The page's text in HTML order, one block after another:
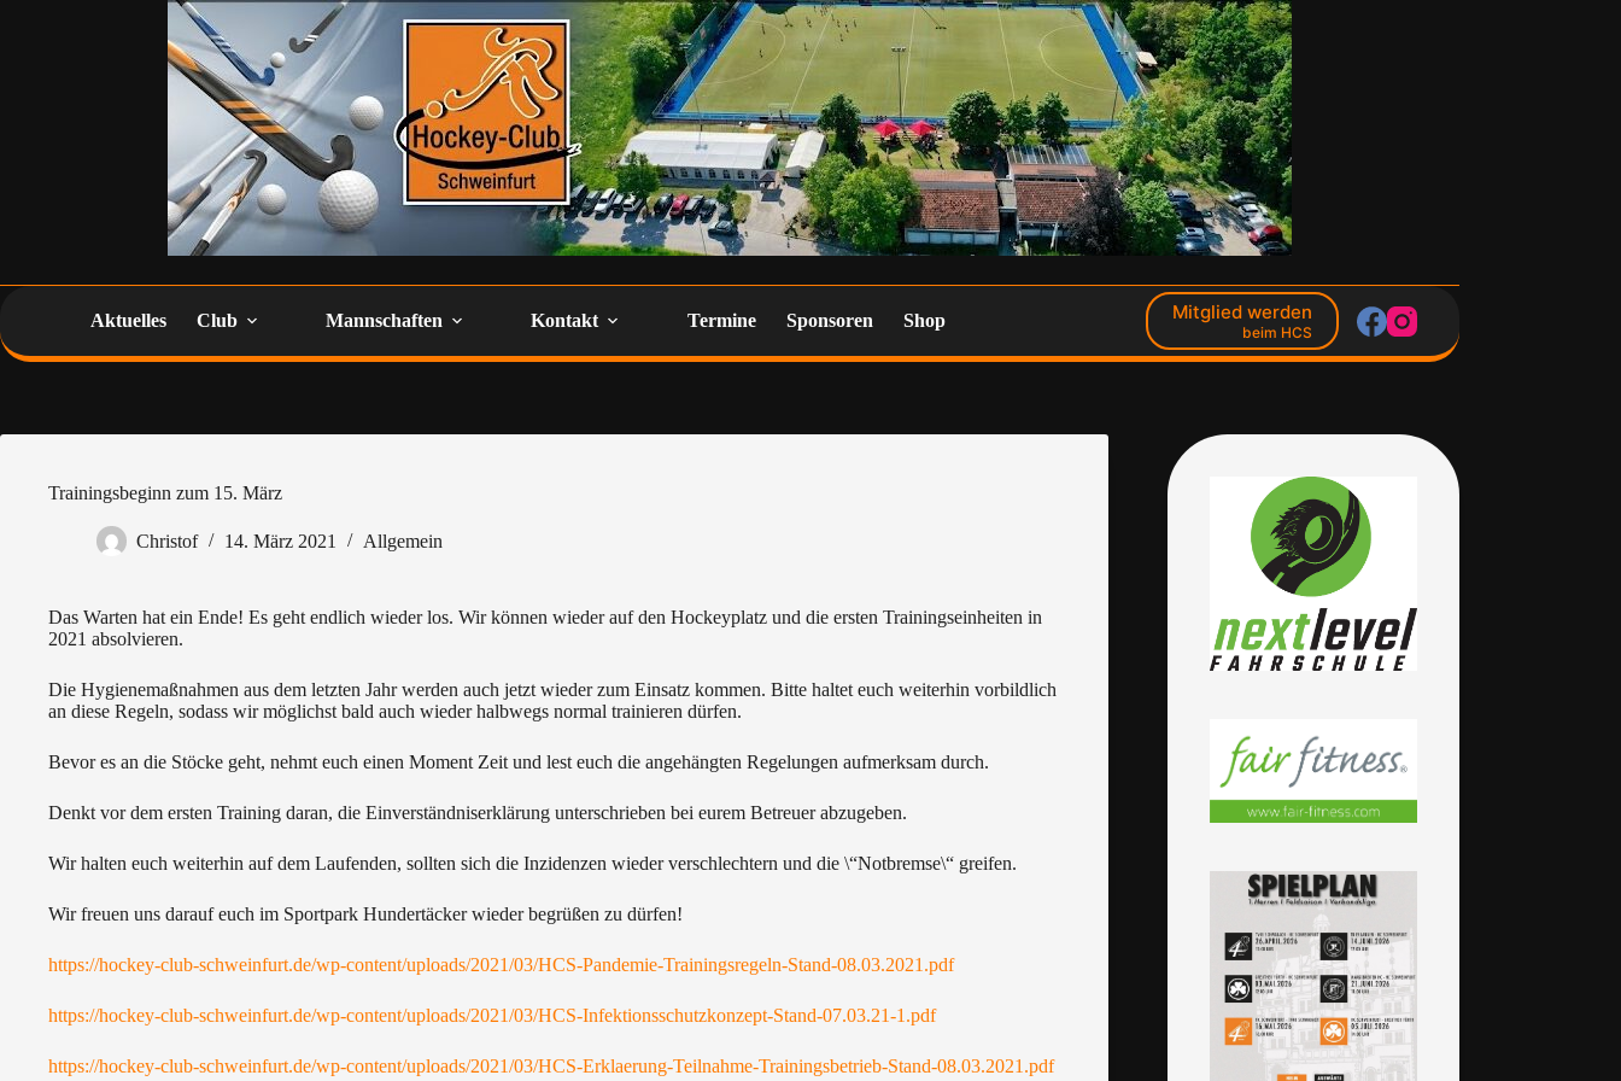
Aktuelles Club Mannschaften Kontakt Termine Sponsoren Shop Mitglied werden
beim HCS
Trainingsbeginn zum 15. März
Christof 14. März 2021 Allgemein
Das Warten hat ein Ende! Es geht endlich wieder los. Wir können wieder auf den Hockeyplatz und die ersten Trainingseinheiten in
2021 absolvieren.
Die Hygienemaßnahmen aus dem letzten Jahr werden auch jetzt wieder zum Einsatz kommen. Bitte haltet euch weiterhin vorbildlich
an diese Regeln, sodass wir möglichst bald auch wieder halbwegs normal trainieren dürfen.
Bevor es an die Stöcke geht, nehmt euch einen Moment Zeit und lest euch die angehängten Regelungen aufmerksam durch.
Denkt vor dem ersten Training daran, die Einverständniserklärung unterschrieben bei eurem Betreuer abzugeben.
Wir halten euch weiterhin auf dem Laufenden, sollten sich die Inzidenzen wieder verschlechtern und die \“Notbremse\“ greifen.
Wir freuen uns darauf euch im Sportpark Hundertäcker wieder begrüßen zu dürfen!
https://hockey-club-schweinfurt.de/wp-content/uploads/2021/03/HCS-Pandemie-Trainingsregeln-Stand-08.03.2021.pdf
https://hockey-club-schweinfurt.de/wp-content/uploads/2021/03/HCS-Infektionsschutzkonzept-Stand-07.03.21-1.pdf
https://hockey-club-schweinfurt.de/wp-content/uploads/2021/03/HCS-Erklaerung-Teilnahme-Trainingsbetrieb-Stand-08.03.2021.pdf